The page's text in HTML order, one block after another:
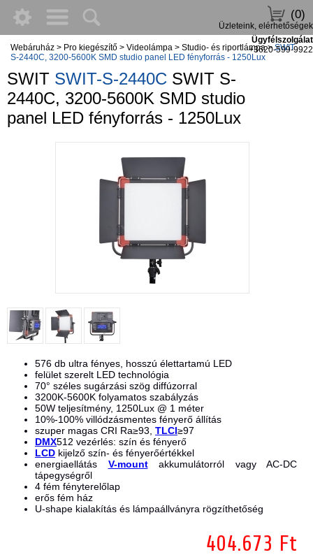
(0)
Üzleteink, elérhetőségek
Ügyfélszolgálat
+3620-599-9922
Webáruház > Pro kiegészítő > Videolámpa > Studio- és riportlámpa>SWIT
S-2440C, 3200-5600K SMD studio panel LED fényforrás - 1250Lux
SWIT SWIT-S-2440C SWIT S-
2440C, 3200-5600K SMD studio
panel LED fényforrás - 1250Lux
576 db ultra fényes, hosszú élettartamú LED
felület szerelt LED technológia
70° széles sugárzási szög diffúzorral
3200K-5600K folyamatos szabályzás
50W teljesítmény, 1250Lux @ 1 méter
10%-100% villódzásmentes fényerő állítás
szuper magas CRI Ra≥93, TLCI≥97
DMX512 vezérlés: szín és fényerő
LCD kijelző szín- és fényerőértékkel
energiaellátás V-mountakkumulátorról vagy AC-DC
tápegységről
4 fém fényterelőlap
erős fém ház
U-shape kialakítás és lámpaállványra rögzíthetőség
404.673 Ft